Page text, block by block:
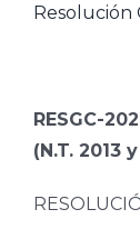
Resolución
RESGC-
(N.T. 2013